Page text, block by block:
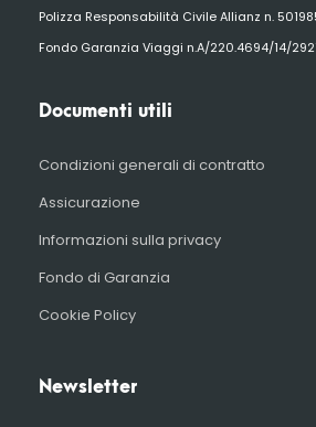
Polizza Responsabilità Civile Allianz n.
Fondo Garanzia Viaggi n.A/220.4694/14/
Documenti utili
Condizioni generali di contratto
Assicurazione
Informazioni sulla privacy
Fondo di Garanzia
Cookie Policy
Newsletter